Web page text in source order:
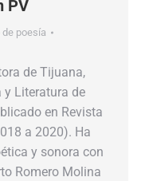
PV
de poesía
de Tijuana,
y Literatura de
en Revista
a 2020). Ha
y sonora con
Romero Molina